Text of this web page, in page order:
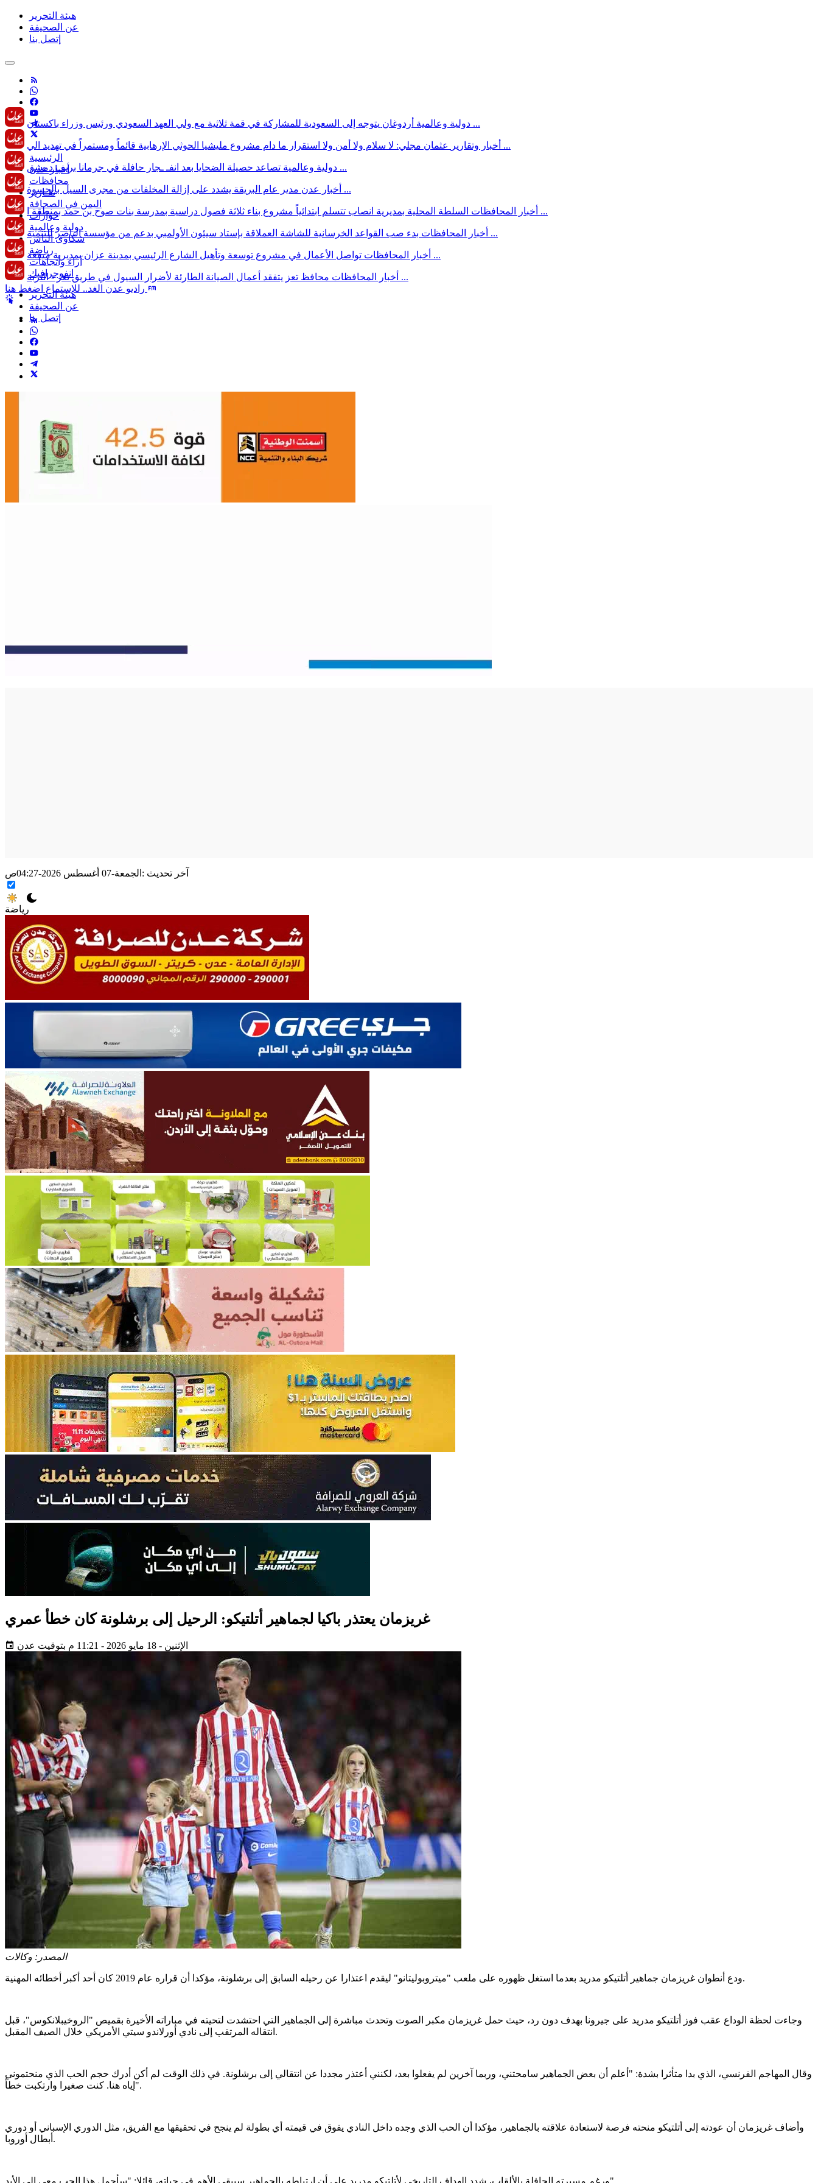
هيئة التحرير
عن الصحيفة
إتصل بنا
الرئيسية
أخبار عدن
محافظات
تقـارير
اليمن في الصحافة
حوارات
دولية وعالمية
شكاوى الناس
رياضة
آراء وأتجاهات
انفوجرافيك
هيئة التحرير
عن الصحيفة
إتصل بنا
دولية وعالمية أردوغان يتوجه إلى السعودية للمشاركة في قمة ثلاثية مع ولي العهد السعودي ورئيس وزراء باكستان ...
أخبار وتقارير عثمان مجلي: لا سلام ولا أمن ولا استقرار ما دام مشروع مليشيا الحوثي الإرهابية قائماً ومستمراً في تهديد الي ...
دولية وعالمية تصاعد حصيلة الضحايا بعد انفـ ـجار حافلة في جرمانا بريف دمشق ...
أخبار عدن مدير عام البريقة يشدد على إزالة المخلفات من مجرى السيل بالحسوة ...
أخبار المحافظات السلطة المحلية بمديرية انصاب تتسلم ابتدائياً مشروع بناء ثلاثة فصول دراسية بمدرسة بنات صوح بن حمد بمنطقة ا ...
أخبار المحافظات بدء صب القواعد الخرسانية للشاشة العملاقة بإستاد سيئون الأولمبي بدعم من مؤسسة الناصر للتنمية ...
أخبار المحافظات تواصل الأعمال في مشروع توسعة وتأهيل الشارع الرئيسي بمدينة عزان بمديرية ميفعة ...
أخبار المحافظات محافظ تعز يتفقد أعمال الصيانة الطارئة لأضرار السيول في طريق تعز - التربة ...
آخر تحديث : الجمعة-07 أغسطس 2026-04:27ص
رياضة
غريزمان يعتذر باكيا لجماهير أتلتيكو: الرحيل إلى برشلونة كان خطأ عمري
الإثنين - 18 مايو 2026 - 11:21 م بتوقيت عدن
المصدر: وكالات
ودع أنطوان غريزمان جماهير أتلتيكو مدريد بعدما استغل ظهوره على ملعب "ميتروبوليتانو" ليقدم اعتذارا عن رحيله السابق إلى برشلونة، مؤكدا أن قراره عام 2019 كان أحد أكبر أخطائه المهنية.
وجاءت لحظة الوداع عقب فوز أتلتيكو مدريد على جيرونا بهدف دون رد، حيث حمل غريزمان مكبر الصوت وتحدث مباشرة إلى الجماهير التي احتشدت لتحيته في مباراته الأخيرة بقميص "الروخيبلانكوس"، قبل
انتقاله المرتقب إلى نادي أورلاندو سيتي الأمريكي خلال الصيف المقبل.
وقال المهاجم الفرنسي، الذي بدا متأثرا بشدة: "أعلم أن بعض الجماهير سامحتني، وربما آخرين لم يفعلوا بعد، لكنني أعتذر مجددا عن انتقالي إلى برشلونة. في ذلك الوقت لم أكن أدرك حجم الحب الذي منحتموني
إياه هنا. كنت صغيرا وارتكبت خطأ".
وأضاف غريزمان أن عودته إلى أتلتيكو منحته فرصة لاستعادة علاقته بالجماهير، مؤكدا أن الحب الذي وجده داخل النادي يفوق في قيمته أي بطولة لم ينجح في تحقيقها مع الفريق، مثل الدوري الإسباني أو دوري
أبطال أوروبا.
ورغم مسيرته الحافلة بالألقاب، شدد الهداف التاريخي لأتلتيكو مدريد على أن ارتباطه بالجماهير سيبقى الأهم في حياته، قائلا: "سأحمل هذا الحب معي إلى الأبد".